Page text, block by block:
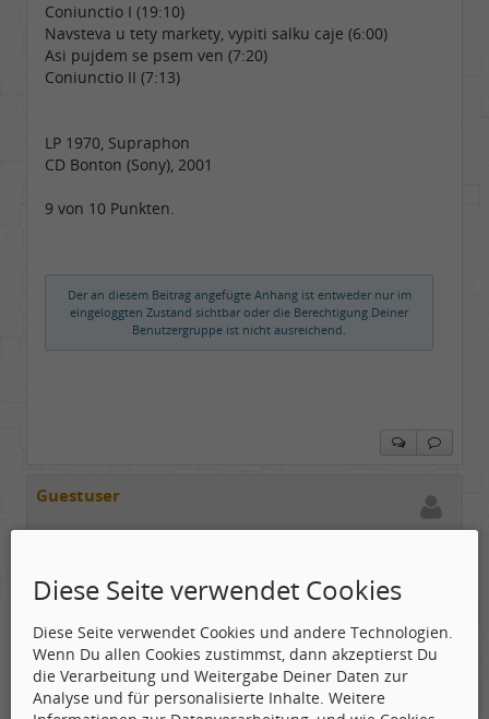
Coniunctio I (19:10)
Navsteva u tety markety, vypiti salku caje (6:00)
Asi pujdem se psem ven (7:20)
Coniunctio II (7:13)
LP 1970, Supraphon
CD Bonton (Sony), 2001
9 von 10 Punkten.
Der an diesem Beitrag angefügte Anhang ist entweder nur im
eingeloggten Zustand sichtbar oder die Berechtigung Deiner
Benutzergruppe ist nicht ausreichend.
Guestuser
Free Jazz und Prog zusammen ? Interessant. Schließt
durchstrukturiert, durchkomponiert und diszipliniert
und Free Jazz gibt ja meist nur lose ein Thema vor
und dann macht mal einfach los.
Diese Seite verwendet Cookies
Diese Seite verwendet Cookies und andere Technologien.
Wenn Du allen Cookies zustimmst, dann akzeptierst Du
die Verarbeitung und Weitergabe Deiner Daten zur
Analyse und für personalisierte Inhalte. Weitere